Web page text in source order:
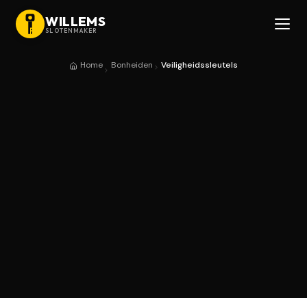
WILLEMS
SLOTENMAKER
Home Bonheiden Veiligheidssleutels